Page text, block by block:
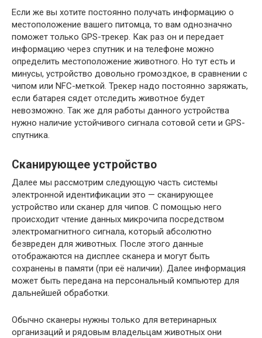
Если же вы хотите постоянно получать информацию о
местоположение вашего питомца, то вам однозначно
поможет только GPS-трекер. Как раз он и передает
информацию через спутник и на телефоне можно
определить местоположение животного. Но тут есть и
минусы, устройство довольно громоздкое, в сравнении с
чипом или NFC-меткой. Трекер надо постоянно заряжать,
если батарея сядет отследить животное будет
невозможно. Так же для работы данного устройства
нужно наличие устойчивого сигнала сотовой сети и GPS-
спутника.
Сканирующее устройство
Далее мы рассмотрим следующую часть системы
электронной идентификации это — сканирующее
устройство или сканер для чипов. С помощью него
происходит чтение данных микрочипа посредством
электромагнитного сигнала, который абсолютно
безвреден для животных. После этого данные
отображаются на дисплее сканера и могут быть
сохранены в памяти (при её наличии). Далее информация
может быть передана на персональный компьютер для
дальнейшей обработки.
Обычно сканеры нужны только для ветеринарных
организаций и рядовым владельцам животных они